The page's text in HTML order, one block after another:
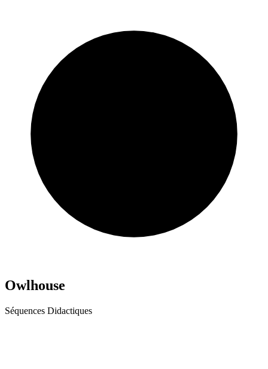
Owlhouse
Séquences Didactiques